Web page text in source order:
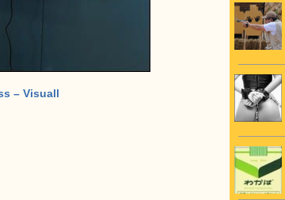
– Visuall